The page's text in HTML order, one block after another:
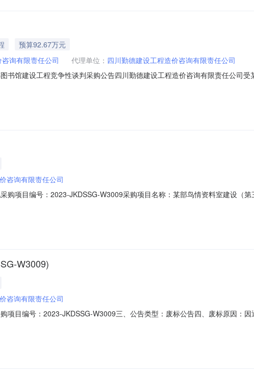
预算92.67万元
询有限责任公司 代理单位： 四川勤德建设工程造价咨询有限责任公司
书馆建设工程竞争性谈判采购公告四川勤德建设工程造价咨询有限责任公司
潭区。2.2项目预算金额：926699.56元。2.3计划工期：60个日历天。2.4招
咨询有限责任公司
购项目编号：2023-JKDSSG-W3009采购项目名称：某部鸟情资料室建设（
德建设工程造价咨询有限责任公司地址：泸州市江阳区佳乐世纪城（金融商
W3009)
咨询有限责任公司
项目编号：2023-JKDSSG-W3009三、公告类型：废标公告四、废标原因：
构联系方式单位名称:四川勤德建设工程造价咨询有限责任公司联系人：刘玥